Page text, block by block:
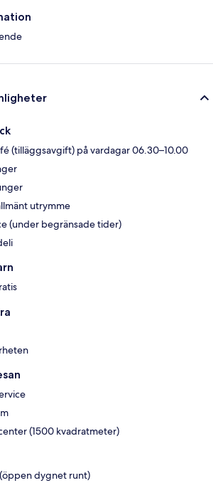
(tilläggsavgift) på vardagar 06.30–10.00
utrymme
(under begränsade tider)
(1500 kvadratmeter)
dygnet runt)